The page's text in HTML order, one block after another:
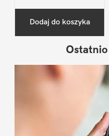
Dodaj do koszyka
Sidebar